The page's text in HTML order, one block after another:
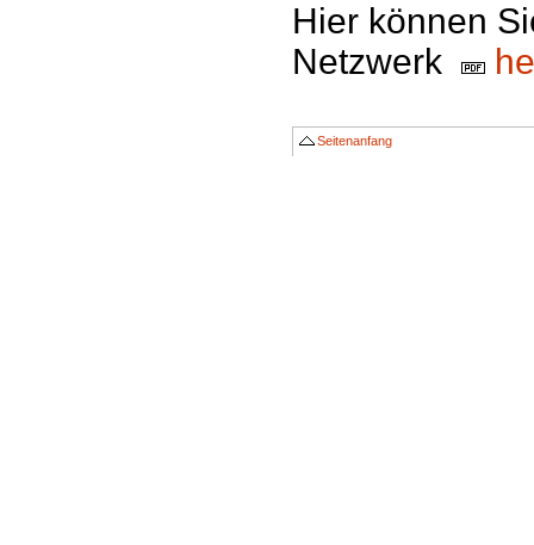
Hier können
Netzwerk
Seitenanfang